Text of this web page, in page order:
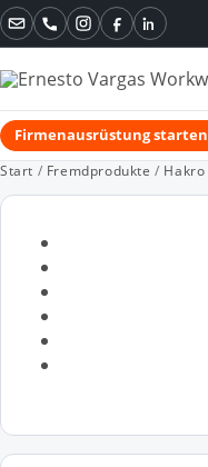
Instagram
FacebookLinkedIn
Firmenausrüstung starten
Start / Fremdprodukte / Hakro